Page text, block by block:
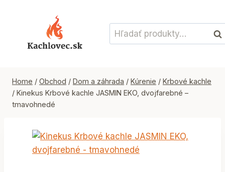
Hľadať:
Home / Obchod / Dom a záhrada / Kúrenie / Krbové kachle
/ Kinekus Krbové kachle JASMIN EKO, dvojfarebné –
tmavohnedé